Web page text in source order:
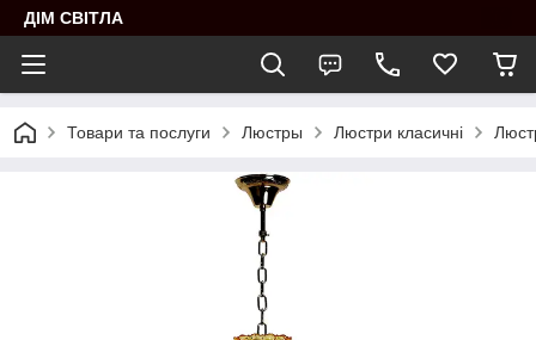
ДІМ СВІТЛА
Товари та послуги Люстры Люстри класичні